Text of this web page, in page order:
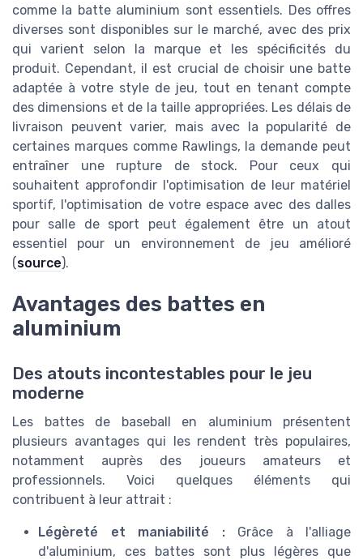
comme la batte aluminium sont essentiels. Des offres
diverses sont disponibles sur le marché, avec des prix
qui varient selon la marque et les spécificités du
produit. Cependant, il est crucial de choisir une batte
adaptée à votre style de jeu, tout en tenant compte
des dimensions et de la taille appropriées. Les délais de
livraison peuvent varier, mais avec la popularité de
certaines marques comme Rawlings, la demande peut
entraîner une rupture de stock. Pour ceux qui
souhaitent approfondir l'optimisation de leur matériel
sportif, l'optimisation de votre espace avec des dalles
pour salle de sport peut également être un atout
essentiel pour un environnement de jeu amélioré
(source).
Avantages des battes en
aluminium
Des atouts incontestables pour le jeu
moderne
Les battes de baseball en aluminium présentent
plusieurs avantages qui les rendent très populaires,
notamment auprès des joueurs amateurs et
professionnels. Voici quelques éléments qui
contribuent à leur attrait :
Légèreté et maniabilité :Grâce à l'alliage
d'aluminium, ces battes sont plus légères que